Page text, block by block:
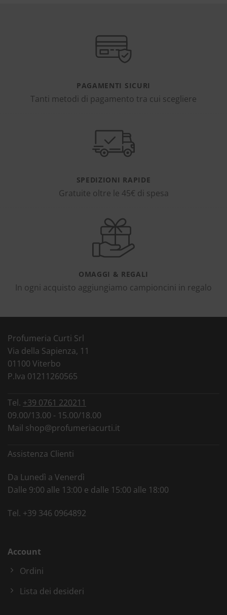
PAGAMENTI SICURI
Tanti metodi di pagamento tra cui scegliere
SPEDIZIONI RAPIDE
Gratuite oltre le 45€ di spesa
OMAGGI & REGALI
In ogni acquisto aggiungiamo campioncini in regalo
Profumeria Curti Srl
Via della Sapienza, 11
01100 Viterbo
P.Iva 01211260565
Tel. +39 0761 220211
09.00/13.00 - 15.00/18.00
Mail shop@profumeriacurti.it
Assistenza Clienti
Da Lunedì a Venerdì
Dalle 9:00 alle 13:00 e dalle 15:00 alle 18:00
Tel. +39 346 0964892
Account
Ordini
Lista dei desideri